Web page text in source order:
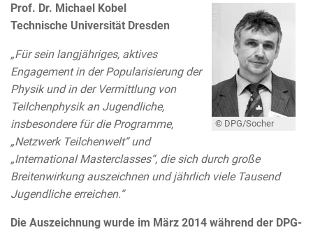
© DPG/Socher
Prof. Dr. Michael Kobel
Technische Universität Dresden
„Für sein langjähriges, aktives
Engagement in der Popularisierung der
Physik und in der Vermittlung von
Teilchenphysik an Jugendliche,
insbesondere für die Programme,
„Netzwerk Teilchenwelt“ und
„International Masterclasses“, die sich durch große
Breitenwirkung auszeichnen und jährlich viele Tausend
Jugendliche erreichen.“
Die Auszeichnung wurde im März 2014 während der DPG-